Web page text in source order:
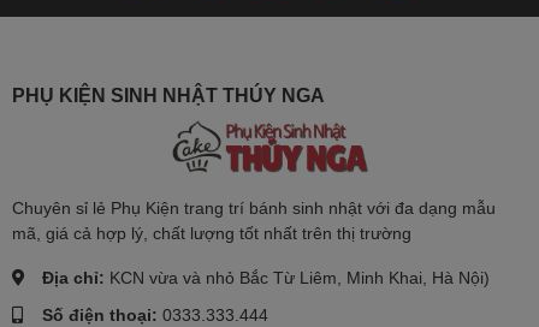
PHỤ KIỆN SINH NHẬT THÚY NGA
Chuyên sỉ lẻ Phụ Kiện trang trí bánh sinh nhật với đa dạng mẫu
mã, giá cả hợp lý, chất lượng tốt nhất trên thị trường
Địa chỉ: KCN vừa và nhỏ Bắc Từ Liêm, Minh Khai, Hà Nội)
Số điện thoại: 0333.333.444